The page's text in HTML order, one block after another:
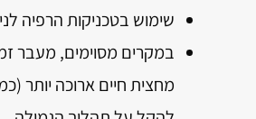
שימוש בטכניקות הרפיה
במקרים מסוימים, מעבר
מחצית חיים ארוכה יותר